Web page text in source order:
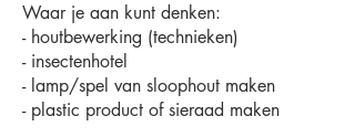
Waar je aan kunt denken:
- houtbewerking (technieken)
- insectenhotel
- lamp/spel van sloophout maken
- plastic product of sieraad maken